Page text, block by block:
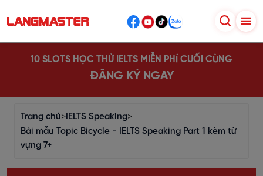
10 SLOTS HỌC THỬ IELTS MIỄN PHÍ CUỐI CÙNG
ĐĂNG KÝ NGAY
Trang chủ> IELTS Speaking>
Bài mẫu Topic Bicycle - IELTS Speaking Part 1 kèm từ
vựng 7+